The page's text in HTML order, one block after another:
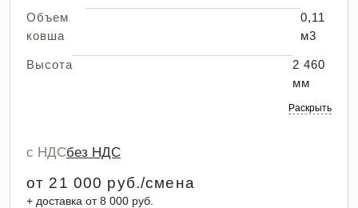
Объем
ковша
0,11
м3
Высота
2 460
мм
Раскрыть
с НДСбез НДС
от 21 000 руб./смена
+ доставка от 8 000 руб.